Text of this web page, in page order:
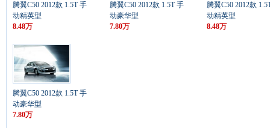
腾翼C50 2012款 1.5T 手
动精英型
8.48万
腾翼C50 2012款 1.5T 手
动豪华型
7.80万
腾翼C50 2012款
动精英型
8.48万
腾翼C50 2012款 1.5T 手
动豪华型
7.80万